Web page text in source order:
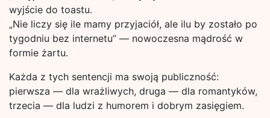
wyjście do toastu.
„Nie liczy się ile mamy przyjaciół, ale ilu by zostało po
tygodniu bez internetu” — nowoczesna mądrość w
formie żartu.
Każda z tych sentencji ma swoją publiczność:
pierwsza — dla wrażliwych, druga — dla romantyków,
trzecia — dla ludzi z humorem i dobrym zasięgiem.